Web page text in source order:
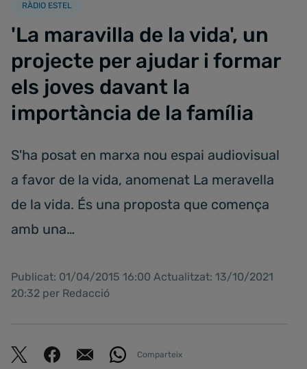
RÀDIO ESTEL
'La maravilla de la vida', un
projecte per ajudar i formar
els joves davant la
importància de la família
S'ha posat en marxa nou espai audiovisual
a favor de la vida, anomenat La meravella
de la vida. És una proposta que comença
amb una…
Publicat: 01/04/2015 16:00 Actualitzat: 13/10/2021
20:32 per Redacció
Comparteix